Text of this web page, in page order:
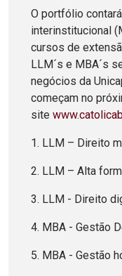
O portfólio
interinstitucional
cursos de
LLM´s e MBA´s
negócios da
começam no
site
1. LLM – Direito
2. LLM – Alta
3. LLM - Direito
4. MBA - Gestão
5. MBA - Gestão